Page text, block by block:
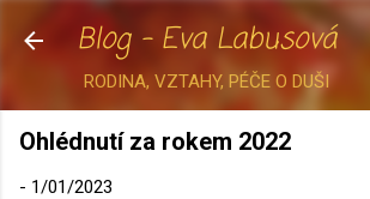
Přeskočit na hlavní obsah
Blog - Eva Labusová
RODINA, VZTAHY, PÉČE O DUŠI
Ohlédnutí za rokem 2022
- 1/01/2023